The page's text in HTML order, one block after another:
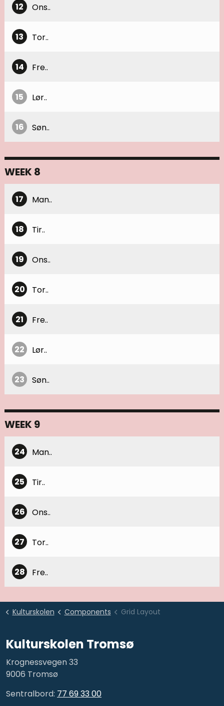
12 Ons..
13 Tor..
14 Fre..
15 Lør..
16 Søn..
WEEK 8
17 Man..
18 Tir..
19 Ons..
20 Tor..
21 Fre..
22 Lør..
23 Søn..
WEEK 9
24 Man..
25 Tir..
26 Ons..
27 Tor..
28 Fre..
Kulturskolen Components Grid Layout
Kulturskolen Tromsø
Krognessvegen 33
9006 Tromsø
Sentralbord: 77 69 33 00